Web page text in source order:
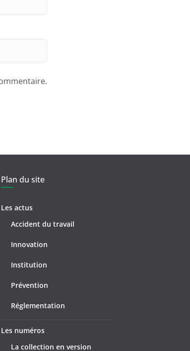
Plan du site
Les actus
Accident du travail
Innovation
Institution
Prévention
Réglementation
Les numéros
La collection en version